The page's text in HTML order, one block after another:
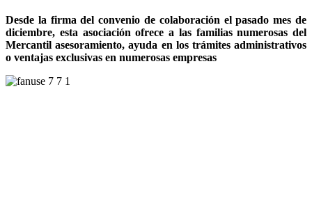
Desde la firma del convenio de colaboración el pasado mes de
diciembre, esta asociación ofrece a las familias numerosas del
Mercantil asesoramiento, ayuda en los trámites administrativos
o ventajas exclusivas en numerosas empresas